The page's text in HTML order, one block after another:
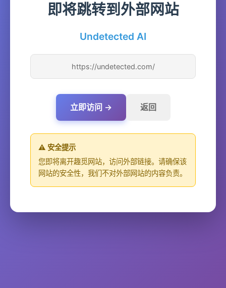
即将跳转到外部网站
Undetected AI
https://undetected.com/
立即访问 → 返回
⚠️ 安全提示
您即将离开趣觅网站，访问外部链接。请确保该
网站的安全性，我们不对外部网站的内容负责。